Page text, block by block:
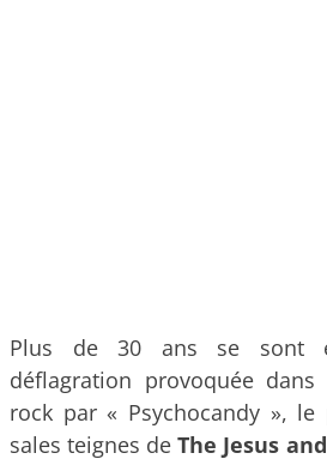
Plus de 30 ans se sont
déflagration provoquée
rock par « Psychocandy »,
sales teignes deThe Jesus